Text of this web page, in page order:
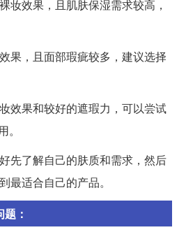
妆效果，且肌肤保湿需求较高，
果，且面部瑕疵较多，建议选择
效果和较好的遮瑕力，可以尝试
先了解自己的肤质和需求，然后
最适合自己的产品。
：